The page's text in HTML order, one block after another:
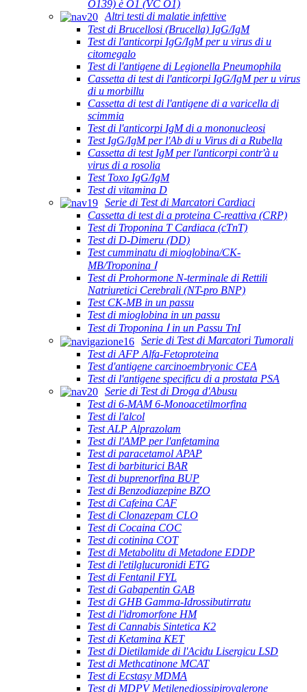
O139) è O1 (VC O1)
Altri testi di malatie infettive
Test di Brucellosi (Brucella) IgG/IgM
Test di l'anticorpi IgG/IgM per u virus di u
citomegalo
Test di l'antigene di Legionella Pneumophila
Cassetta di test di l'anticorpi IgG/IgM per u virus
di u morbillu
Cassetta di test di l'antigene di a varicella di
scimmia
Test di l'anticorpi IgM di a mononucleosi
Test IgG/IgM per l'Ab di u Virus di a Rubella
Cassetta di test IgM per l'anticorpi contr'à u
virus di a rosolia
Test Toxo IgG/IgM
Test di vitamina D
Serie di Test di Marcatori Cardiaci
Cassetta di test di a proteina C-reattiva (CRP)
Test di Troponina T Cardiaca (cTnT)
Test di D-Dimeru (DD)
Test cumminatu di mioglobina/CK-
MB/Troponina Ⅰ
Test di Prohormone N-terminale di Rettili
Natriuretici Cerebrali (NT-pro BNP)
Test CK-MB in un passu
Test di mioglobina in un passu
Test di Troponina Ⅰ in un Passu TnI
Serie di Test di Marcatori Tumorali
Test di AFP Alfa-Fetoproteina
Test d'antigene carcinoembryonic CEA
Test di l'antigene specificu di a prostata PSA
Serie di Test di Droga d'Abusu
Test di 6-MAM 6-Monoacetilmorfina
Test di l'alcol
Test ALP Alprazolam
Test di l'AMP per l'anfetamina
Test di paracetamol APAP
Test di barbiturici BAR
Test di buprenorfina BUP
Test di Benzodiazepine BZO
Test di Cafeina CAF
Test di Clonazepam CLO
Test di Cocaina COC
Test di cotinina COT
Test di Metabolitu di Metadone EDDP
Test di l'etilglucuronidi ETG
Test di Fentanil FYL
Test di Gabapentin GAB
Test di GHB Gamma-Idrossibutirratu
Test di l'idromorfone HM
Test di Cannabis Sintetica K2
Test di Ketamina KET
Test di Dietilamide di l'Acidu Lisergicu LSD
Test di Methcatinone MCAT
Test di Ecstasy MDMA
Test di MDPV Metilenediossipirovalerone